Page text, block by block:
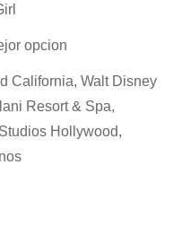
opcion
California, Walt Disney
Resort & Spa,
Hollywood,